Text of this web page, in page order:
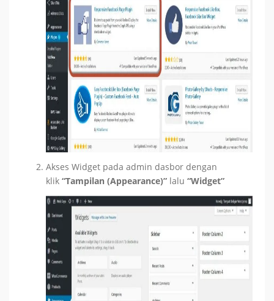
Akses Widget pada admin dasbor dengan
klik “Tampilan (Appearance)” lalu “Widget”